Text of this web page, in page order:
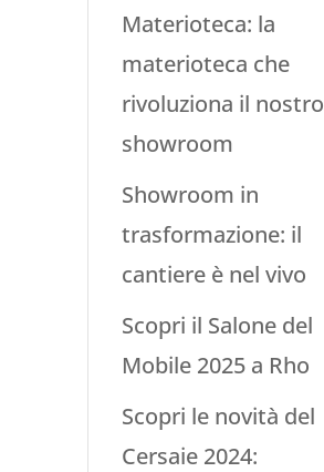
Materioteca: la
materioteca che
rivoluziona il nostro
showroom
Showroom in
trasformazione: il
cantiere è nel vivo
Scopri il Salone del
Mobile 2025 a Rho
Scopri le novità del
Cersaie 2024: